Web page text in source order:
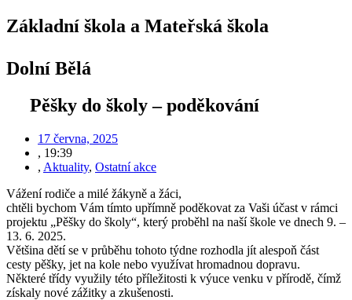
Základní škola a Mateřská škola
Dolní Bělá
Pěšky do školy – poděkování
17 června, 2025
, 19:39
, Aktuality, Ostatní akce
Vážení rodiče a milé žákyně a žáci,
chtěli bychom Vám tímto upřímně poděkovat za Vaši účast v rámci
projektu „Pěšky do školy“, který proběhl na naší škole ve dnech 9. –
13. 6. 2025.
Většina dětí se v průběhu tohoto týdne rozhodla jít alespoň část
cesty pěšky, jet na kole nebo využívat hromadnou dopravu.
Některé třídy využily této příležitosti k výuce venku v přírodě, čímž
získaly nové zážitky a zkušenosti.